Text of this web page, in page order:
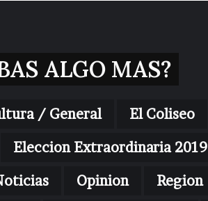
ALGO MAS?
/ General El Coliseo
Eleccion Extraordinaria 2019
Opinion Region